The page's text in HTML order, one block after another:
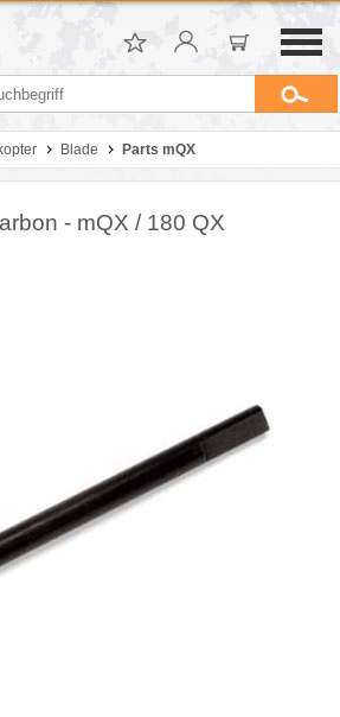
Blade Parts mQX
- mQX / 180 QX